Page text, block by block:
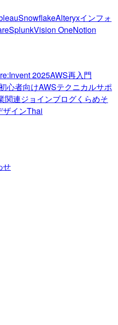
SnowflakeAlteryxインフォ
SplunkVision OneNotion
2025AWS再入門
心者向けAWSテクニカルサポ
関連ジョインブログくらめそ
ザインThai
せ